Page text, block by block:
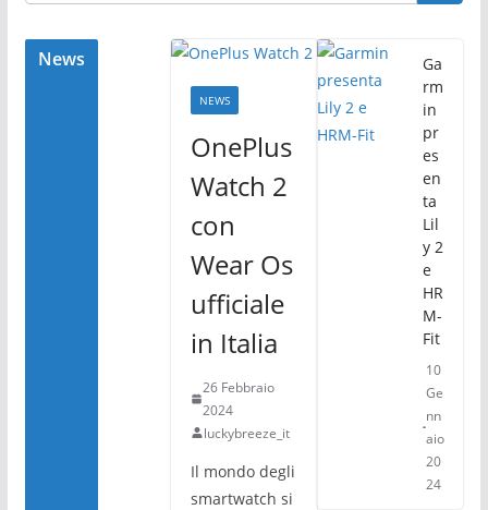
o
o
di
News
NEWS
OnePlus
Watch 2
con
Wear Os
ufficiale
in Italia
26 Febbraio
2024
luckybreeze_it
Il mondo degli
smartwatch si
Ga
rm
in
pr
es
en
ta
Lil
y 2
e
HR
M-
Fit
10
Ge
nn
aio
20
24